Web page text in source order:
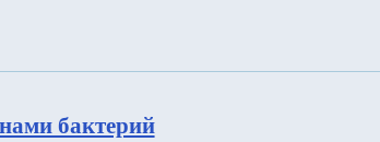
бактерий